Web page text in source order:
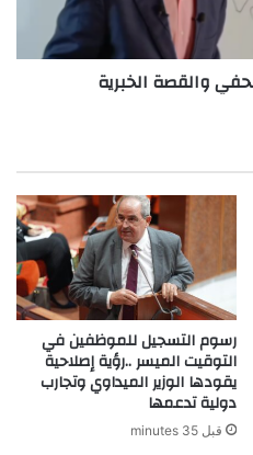
رسوم التسجيل للموظفين في
التوقيت الميسر ..رؤية إصلاحية
يقودها الوزير الميداوي وتجارب
دولية تدعمها
قبل 35 minutes